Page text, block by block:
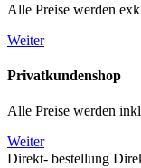
Alle Preise werden
Weiter
Privatkundenshop
Alle Preise werden
Weiter
Direkt- bestellung